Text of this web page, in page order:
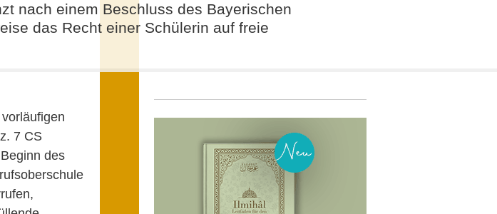
nach einem Beschluss des Bayerischen
das Recht einer Schülerin auf freie
7 CS
des